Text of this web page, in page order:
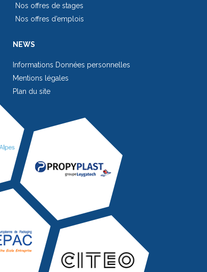
Nos offres de stages
Nos offres d’emplois
NEWS
Informations Données personnelles
Mentions légales
Plan du site